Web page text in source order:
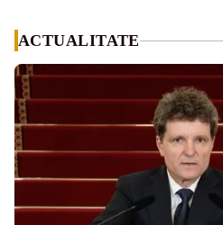
ACTUALITATE